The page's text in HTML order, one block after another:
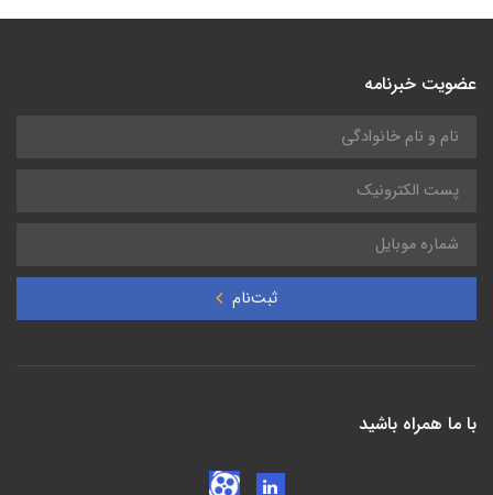
Square Glass 2495402 HACH
عضویت خبرنامه
ثبت‌نام
با ما همراه باشید